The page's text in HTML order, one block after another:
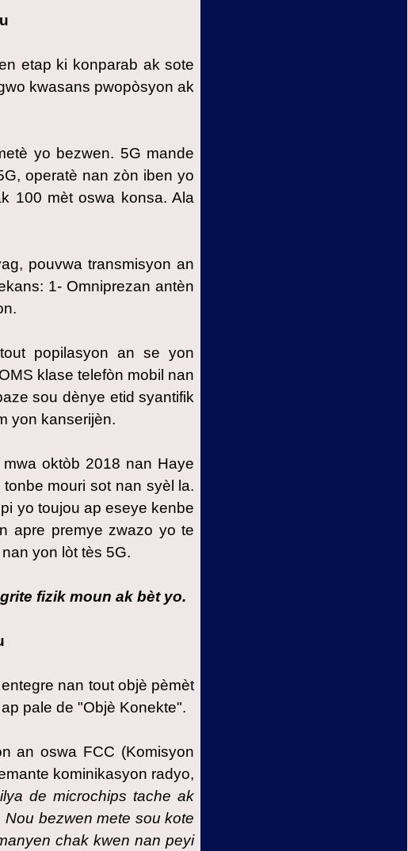
etap ki konparab ak sote
kwasans pwopòsyon ak
yo bezwen. 5G mande
operatè nan zòn iben yo
100 mèt oswa konsa. Ala
pouvwa transmisyon an
1- Omniprezan antèn
popilasyon an se yon
klase telefòn mobil nan
sou dènye etid syantifik
yon kanserijèn.
oktòb 2018 nan Haye
mouri sot nan syèl la.
yo toujou ap eseye kenbe
apre premye zwazo yo te
yon lòt tès 5G.
fizik moun ak bèt yo.
nan tout objè pèmèt
pale de "Objè Konekte".
an oswa FCC (Komisyon
kominikasyon radyo,
de microchips tache ak
bezwen mete sou kote
chak kwen nan peyi